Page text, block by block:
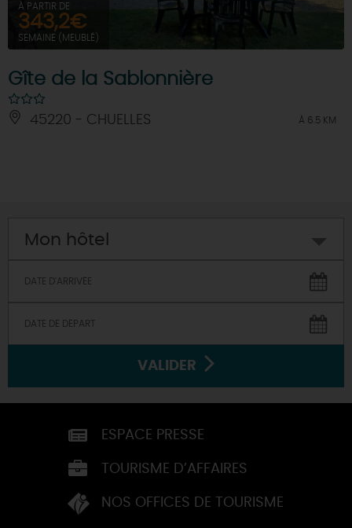
À PARTIR DE
343,2€
SEMAINE (MEUBLÉ)
Gîte de la Sablonnière
45220 - CHUELLES À 6.5 KM
Mon hôtel
VALIDER
ESPACE PRESSE
TOURISME D’AFFAIRES
NOS OFFICES DE TOURISME